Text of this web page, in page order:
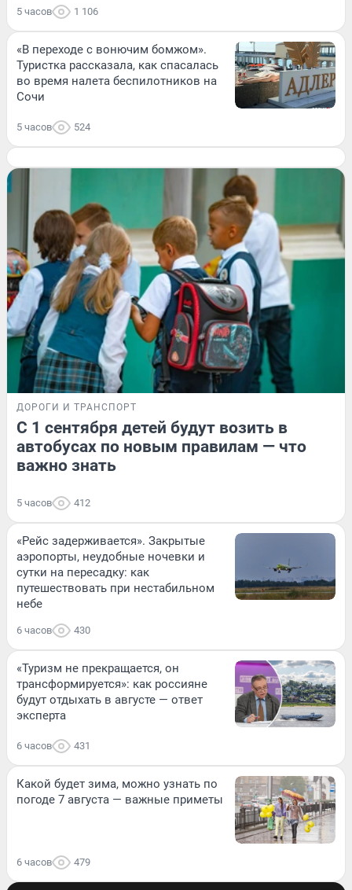
5 часов 1 106
«В переходе с вонючим бомжом».
Туристка рассказала, как спасалась
во время налета беспилотников на
Сочи
5 часов 524
ДОРОГИ И ТРАНСПОРТ
С 1 сентября детей будут возить в
автобусах по новым правилам — что
важно знать
5 часов 412
«Рейс задерживается». Закрытые
аэропорты, неудобные ночевки и
сутки на пересадку: как
путешествовать при нестабильном
небе
6 часов 430
«Туризм не прекращается, он
трансформируется»: как россияне
будут отдыхать в августе — ответ
эксперта
6 часов 431
Какой будет зима, можно узнать по
погоде 7 августа — важные приметы
6 часов 479